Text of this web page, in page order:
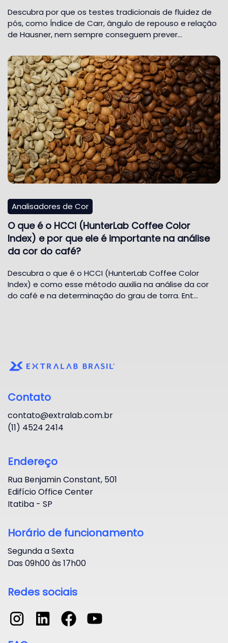
Descubra por que os testes tradicionais de fluidez de
pós, como Índice de Carr, ângulo de repouso e relação
de Hausner, nem sempre conseguem prever…
Analisadores de Cor
O que é o HCCI (HunterLab Coffee Color
Index) e por que ele é importante na análise
da cor do café?
Descubra o que é o HCCI (HunterLab Coffee Color
Index) e como esse método auxilia na análise da cor
do café e na determinação do grau de torra. Ent…
Contato
contato@extralab.com.br
(11) 4524 2414
Endereço
Rua Benjamin Constant, 501
Edifício Office Center
Itatiba - SP
Horário de funcionamento
Segunda a Sexta
Das 09h00 às 17h00
Redes sociais